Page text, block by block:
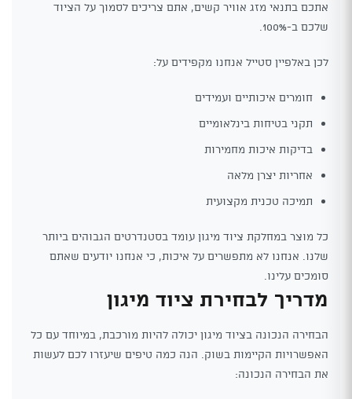
אתכם בתנאי מזג אוויר קשים, אתם צריכים לסמוך על הציוד
שלכם ב-100%.
לכן באלפיין סטייל אנחנו מקפידים על:
חומרים איכותיים ועמידים
תקני בטיחות בינלאומיים
בדיקות איכות מחמירות
אחריות יצרן מלאה
תמיכה טכנית מקצועית
כל מוצר במחלקת ציוד מיגון עומד בסטנדרטים הגבוהים ביותר
שלנו. אנחנו לא מתפשרים על איכות, כי אנחנו יודעים שאתם
סומכים עלינו.
מדריך לבחירת ציוד מיגון
הבחירה הנכונה בציוד מיגון יכולה להיות מורכבת, במיוחד עם כל
האפשרויות הקיימות בשוק. הנה כמה טיפים שיעזרו לכם לעשות
את הבחירה הנכונה: